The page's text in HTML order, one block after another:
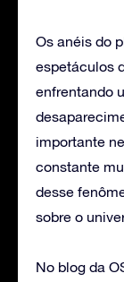
Os anéis do
espetáculos
enfrentando
importante
constante
desse
sobre o
No blog da